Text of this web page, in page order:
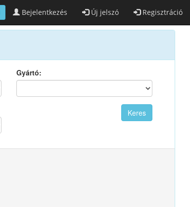
Bejelentkezés Új jelszó Regisztráció
Gyártó: